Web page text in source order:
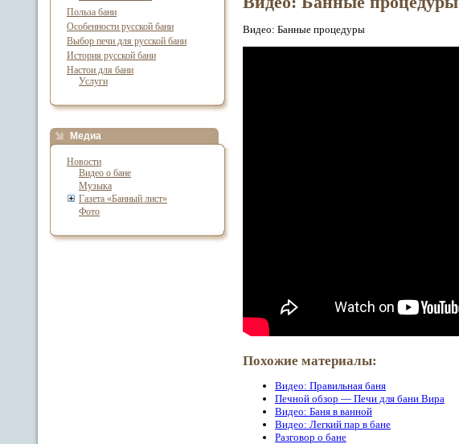
Видео: Банные процедуры
Похожие материалы:
Видео: Правильная баня
Печной обзор — Печи для бани Вира
Видео: Баня в ванной
Видео: Легкий пар в бане
Разговор о бане
Польза бани
Особенности русской бани
Выбор печи для русской бани
История русской бани
Настои для бани
Услуги
Медиа
Новости
Видео о бане
Музыка
Газета «Банный лист»
Фото